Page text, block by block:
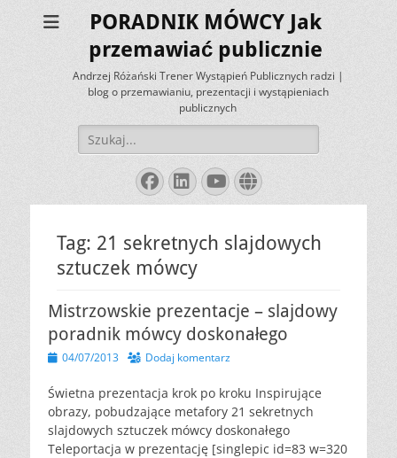
PORADNIK MÓWCY Jak
przemawiać publicznie
Andrzej Różański Trener Wystąpień Publicznych radzi |
blog o przemawianiu, prezentacji i wystąpieniach
publicznych
Szukaj:
Facebook
LinkedIn
YouTube
Website
Tag: 21 sekretnych slajdowych
sztuczek mówcy
Mistrzowskie prezentacje – slajdowy
poradnik mówcy doskonałego
Opublikowano
04/07/2013 Dodaj komentarz
Świetna prezentacja krok po kroku Inspirujące
obrazy, pobudzające metafory 21 sekretnych
slajdowych sztuczek mówcy doskonałego
Teleportacja w prezentację [singlepic id=83 w=320